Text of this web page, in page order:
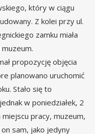
który w ciągu
Z kolei przy ul.
zamku miała
propozycję objęcia
planowano uruchomić
Stało się to
w poniedziałek, 2
pracy, muzeum,
on sam, jako jedyny